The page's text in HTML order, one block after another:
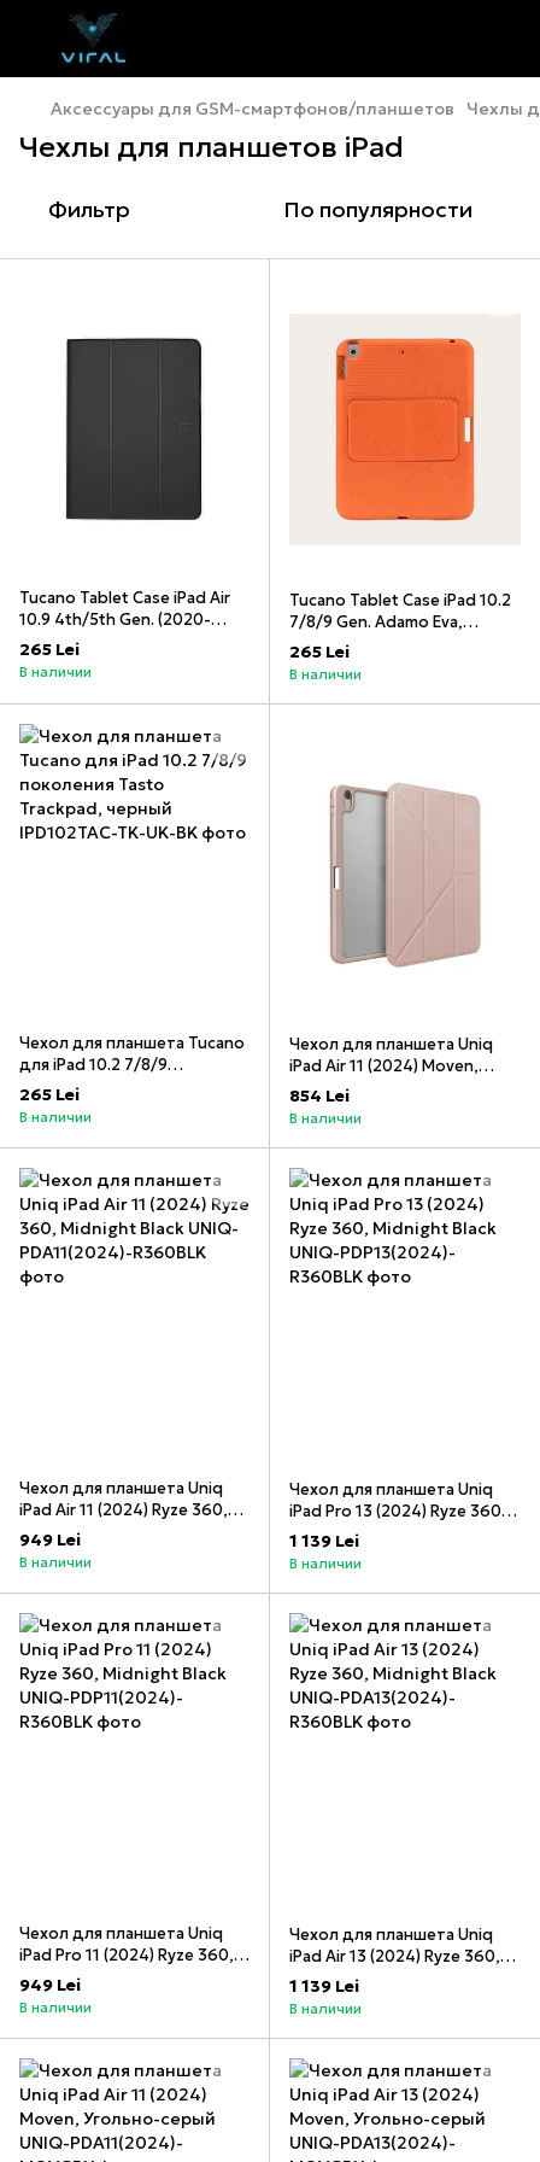
Аксессуары для GSM-смартфонов/планшетов Чехлы
Чехлы для планшетов iPad
Фильтр По популярности
Tucano Tablet Case iPad Air
10.9 4th/5th Gen. (2020-
2021) | Pro 11 2/3/4
поколения (2020-2022 гг.)
265 Lei
В наличии
Tucano Tablet Case iPad 10.2
7/8/9 Gen. Adamo Eva,
Orange
265 Lei
В наличии
Чехол для планшета Tucano
для iPad 10.2 7/8/9
поколения Tasto Trackpad,
черный
265 Lei
В наличии
Чехол для планшета Uniq
iPad Air 11 (2024) Moven,
Blush Pink
854 Lei
В наличии
Чехол для планшета Uniq
iPad Air 11 (2024) Ryze 360,
Midnight Black
949 Lei
В наличии
Чехол для планшета Uniq
iPad Pro 13 (2024) Ryze 360,
Midnight Black
1 139 Lei
В наличии
Чехол для планшета Uniq
iPad Pro 11 (2024) Ryze 360,
Midnight Black
949 Lei
В наличии
Чехол для планшета Uniq
iPad Air 13 (2024) Ryze 360,
Midnight Black
1 139 Lei
В наличии